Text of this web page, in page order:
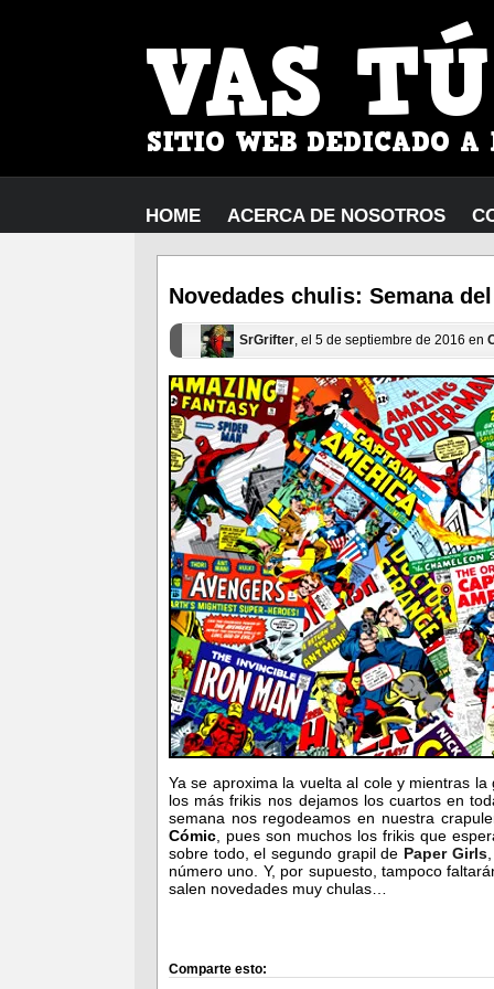
HOME ACERCA DE NOSOTROS
Novedades chulis: Semana
SrGrifter, el 5 de septiembre de 2016 en
Ya se aproxima la vuelta al cole y mientras
los más frikis nos dejamos los cuartos en
semana nos regodeamos en nuestra
Cómic, pues son muchos los frikis que
sobre todo, el segundo grapil de Paper Girls
número uno. Y, por supuesto, tampoco
salen novedades muy chulas…
Comparte esto: